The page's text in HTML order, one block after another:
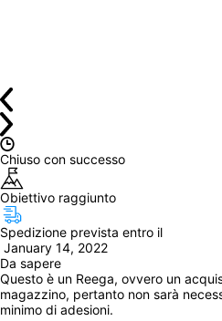
Chiuso con successo
Obiettivo raggiunto
Spedizione prevista entro il
January 14, 2022
Da sapere
Questo è un Reega, ovvero un
magazzino, pertanto non sarà
minimo di adesioni.